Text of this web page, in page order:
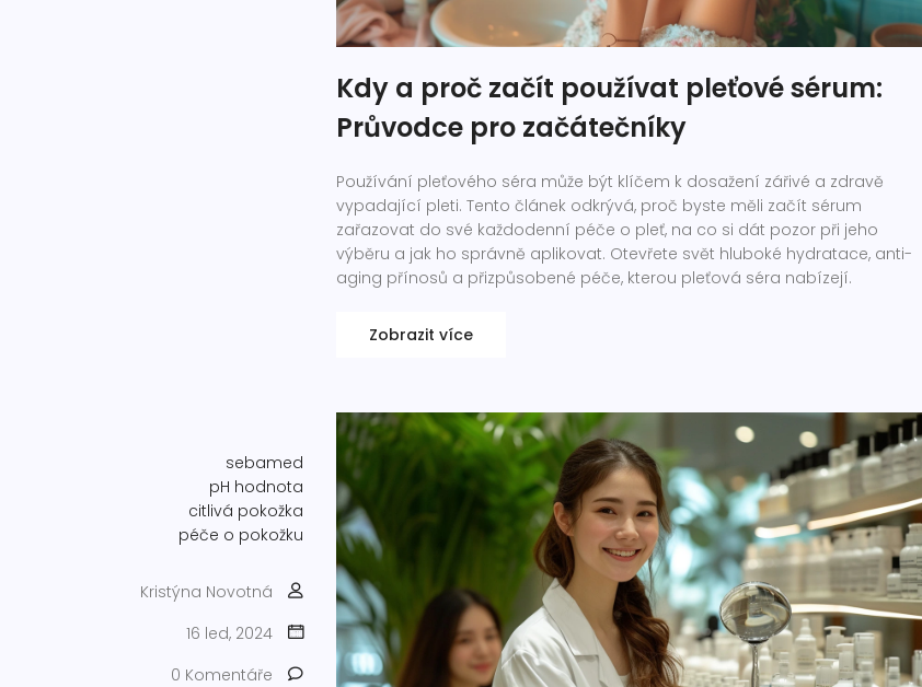
Kdy a proč začít používat pleťové sérum:
Průvodce pro začátečníky
Používání pleťového séra může být klíčem k dosažení zářivé a zdravě
vypadající pleti. Tento článek odkrývá, proč byste měli začít sérum
zařazovat do své každodenní péče o pleť, na co si dát pozor při jeho
výběru a jak ho správně aplikovat. Otevřete svět hluboké hydratace, anti-
aging přínosů a přizpůsobené péče, kterou pleťová séra nabízejí.
Zobrazit více
sebamed
pH hodnota
citlivá pokožka
péče o pokožku
Kristýna Novotná
16 led, 2024
0 Komentáře